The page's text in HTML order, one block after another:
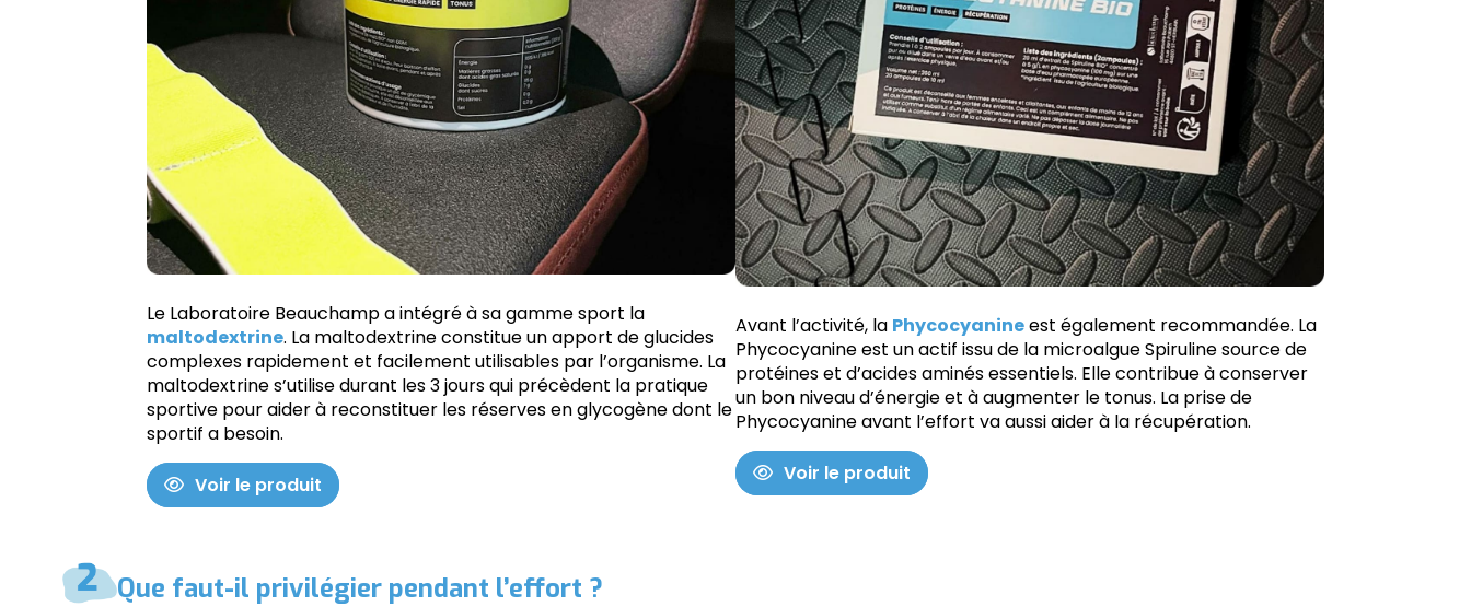
Le Laboratoire Beauchamp a intégré à sa gamme sport la
maltodextrine. La maltodextrine constitue un apport de glucides
complexes rapidement et facilement utilisables par l’organisme. La
maltodextrine s’utilise durant les 3 jours qui précèdent la pratique
sportive pour aider à reconstituer les réserves en glycogène dont le
sportif a besoin.
Voir le produit
Avant l’activité, la Phycocyanineest également recommandée. La
Phycocyanine est un actif issu de la microalgue Spiruline source de
protéines et d’acides aminés essentiels. Elle contribue à conserver
un bon niveau d’énergie et à augmenter le tonus. La prise de
Phycocyanine avant l’effort va aussi aider à la récupération.
Voir le produit
Que faut-il privilégier pendant l’effort ?